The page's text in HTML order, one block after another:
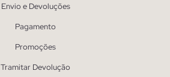
Envio e Devoluções
Pagamento
Promoções
Tramitar Devolução